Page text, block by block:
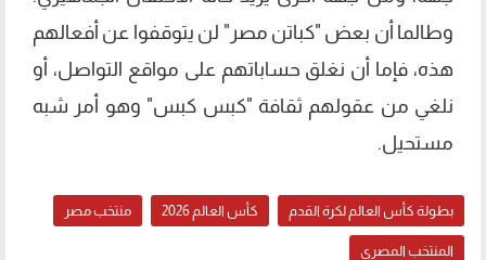
وطالما أن بعض "كباتن مصر" لن يتوقفوا عن أفعالهم
هذه، فإما أن نغلق حساباتهم على مواقع التواصل، أو
نلغي من عقولهم ثقافة "كبس كبس" وهو أمر شبه
مستحيل.
بطولة كأس العالم لكرة القدم كأس العالم 2026 منتخب مصر
المنتخب المصري